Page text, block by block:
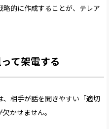
的に作成することが、テレア
て架電する
、相手が話を聞きやすい「適切
かせません。